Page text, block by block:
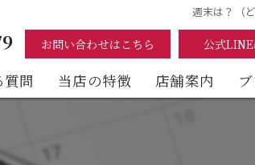
週末は？（
お問い合わせはこちら 公式
質問 当店の特徴 店舗案内